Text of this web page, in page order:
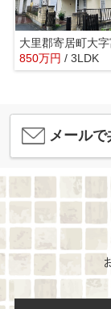
850万円 / 3LDK
メールで